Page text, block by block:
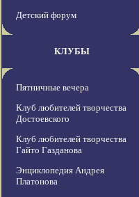
Детский форум
КЛУБЫ
Пятничные вечера
Клуб любителей творчества
Достоевского
Клуб любителей творчества
Гайто Газданова
Энциклопедия Андрея
Платонова